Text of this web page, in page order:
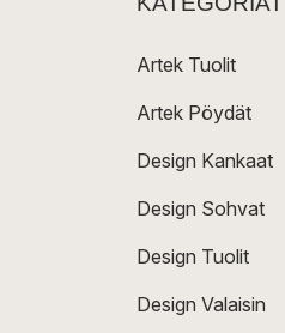
Artek Tuolit
Artek Pöydät
Design Kankaat
Design Sohvat
Design Tuolit
Design Valaisin